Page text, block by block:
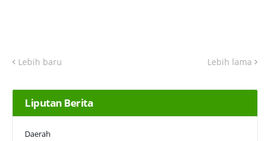
Lebih baru Lebih lama
Liputan Berita
Daerah